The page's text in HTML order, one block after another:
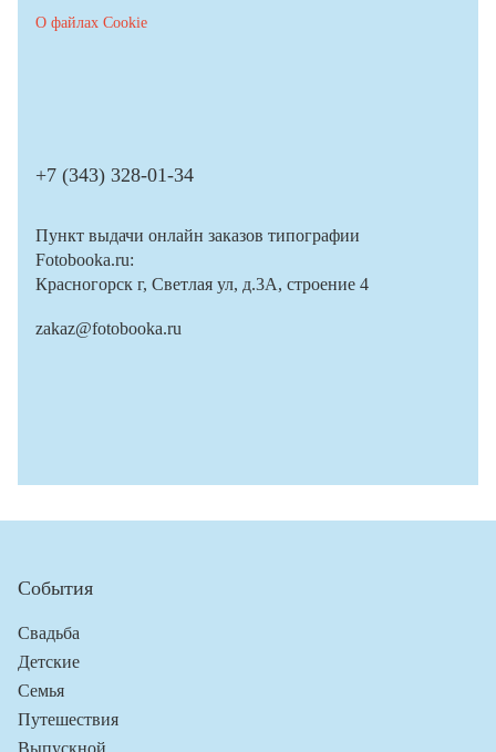
О файлах Cookie
+7 (343) 328-01-34
Пункт выдачи онлайн заказов типографии
Fotobooka.ru:
Красногорск г, Светлая ул, д.3А, строение 4
zakaz@fotobooka.ru
События
Свадьба
Детские
Семья
Путешествия
Выпускной